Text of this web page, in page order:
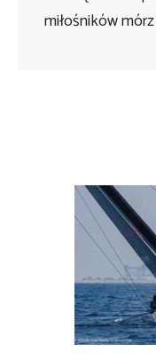
miłośników